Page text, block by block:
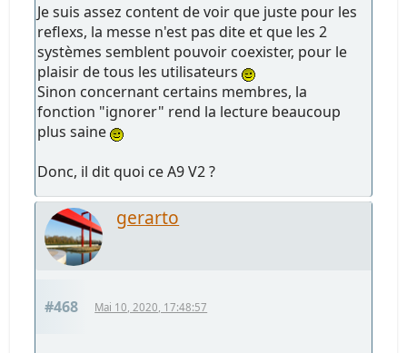
Je suis assez content de voir que juste pour les
reflexs, la messe n'est pas dite et que les 2
systèmes semblent pouvoir coexister, pour le
plaisir de tous les utilisateurs
Sinon concernant certains membres, la
fonction "ignorer" rend la lecture beaucoup
plus saine
Donc, il dit quoi ce A9 V2 ?
gerarto
#468 Mai 10, 2020, 17:48:57